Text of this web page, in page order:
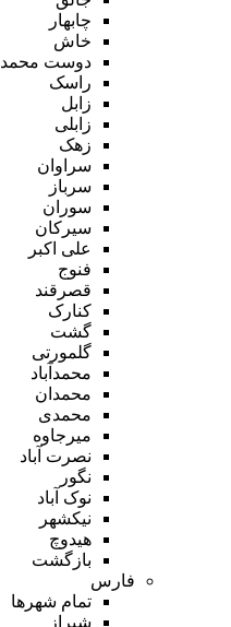
چابهار
خاش
دوست محمد
راسک
زابل
زابلی
زهک
سراوان
سرباز
سوران
سیرکان
علی اکبر
فنوج
قصرقند
کنارک
گشت
گلمورتی
محمدآباد
محمدان
محمدی
میرجاوه
نصرت آباد
نگور
نوک آباد
نیکشهر
هیدوچ
بازگشت
فارس
تمام شهر‌ها
شیراز